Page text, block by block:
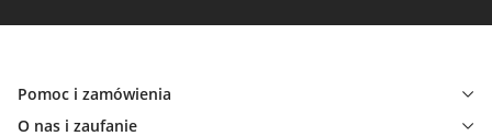
Pomoc i zamówienia
O nas i zaufanie